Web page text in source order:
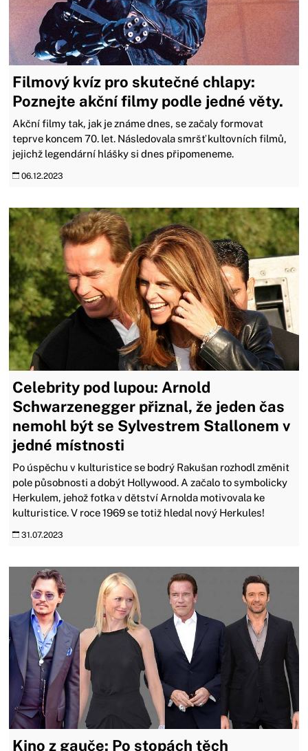
Filmový kvíz pro skutečné chlapy:
Poznejte akční filmy podle jedné věty.
Akční filmy tak, jak je známe dnes, se začaly formovat
teprve koncem 70. let. Následovala smršť kultovních filmů,
jejichž legendární hlášky si dnes připomeneme.
06.12.2023
Celebrity pod lupou: Arnold
Schwarzenegger přiznal, že jeden čas
nemohl být se Sylvestrem Stallonem v
jedné místnosti
Po úspěchu v kulturistice se bodrý Rakušan rozhodl změnit
pole působnosti a dobýt Hollywood. A začalo to symbolicky
Herkulem, jehož fotka v dětství Arnolda motivovala ke
kulturistice. V roce 1969 se totiž hledal nový Herkules!
31.07.2023
Kino z gauče: Po stopách těch